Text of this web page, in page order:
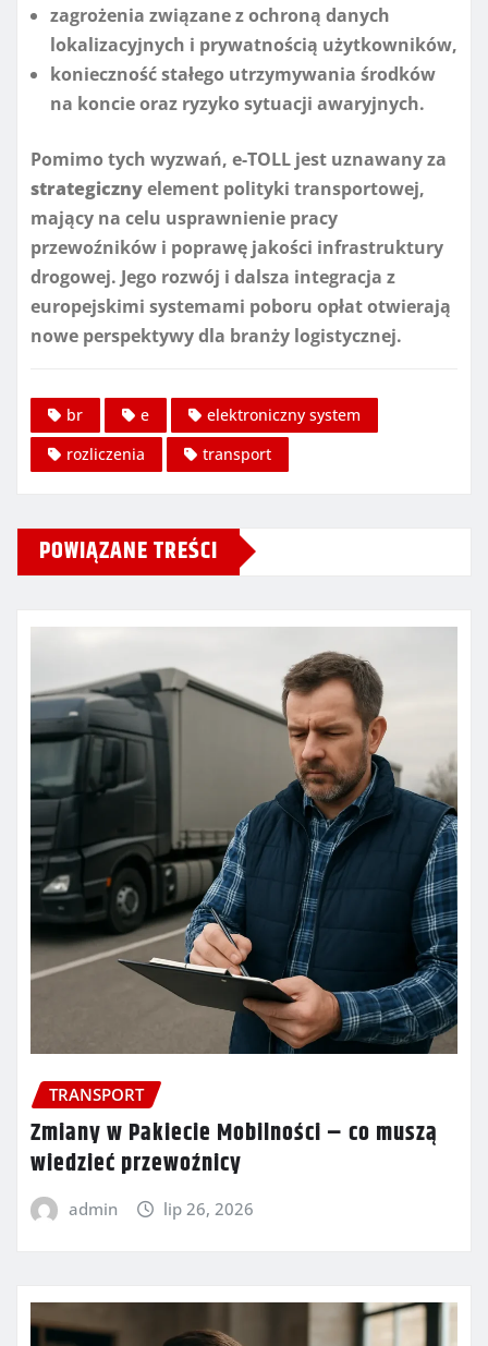
zagrożenia związane z ochroną danych
lokalizacyjnych i prywatnością użytkowników,
konieczność stałego utrzymywania środków
na koncie oraz ryzyko sytuacji awaryjnych.
Pomimo tych wyzwań, e-TOLL jest uznawany za
strategicznyelement polityki transportowej,
mający na celu usprawnienie pracy
przewoźników i poprawę jakości infrastruktury
drogowej. Jego rozwój i dalsza integracja z
europejskimi systemami poboru opłat otwierają
nowe perspektywy dla branży logistycznej.
br e
elektroniczny system
rozliczenia
transport
POWIĄZANE TREŚCI
TRANSPORT
Zmiany w Pakiecie Mobilności – co muszą
wiedzieć przewoźnicy
admin lip 26, 2026